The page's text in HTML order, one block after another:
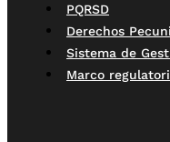
PQRSD
Derechos
Sistema de
Marco